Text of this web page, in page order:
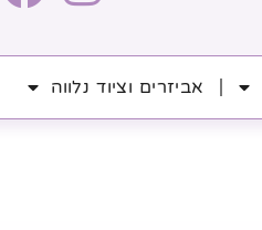
אביזרים וציוד נלווה